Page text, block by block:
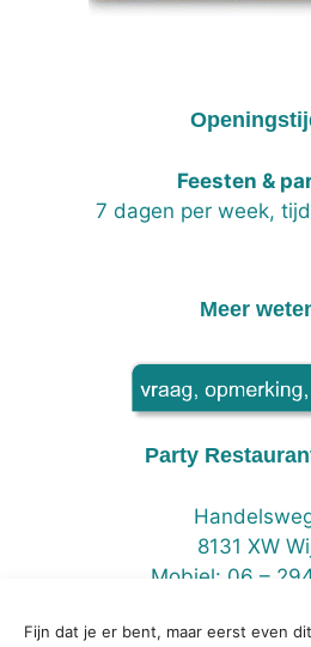
Fijn dat je er bent, maar eerst even
Feesten &
7 dagen per week,
Meer
Party
8131 XW
Mobiel: 06 –